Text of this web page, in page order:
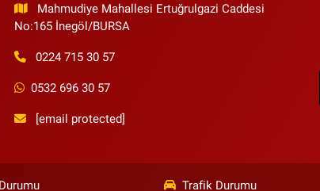
Mahmudiye Mahallesi Ertuğrulgazi Caddesi
No:165 İnegöl/BURSA
0224 715 30 57
0532 696 30 57
[email protected]
Trafik Durumu